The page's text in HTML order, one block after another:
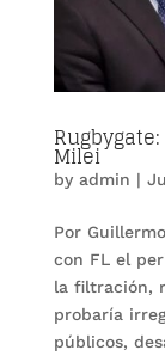
Milei
by admin |
Por
con FL el
la filtración,
probaría
públicos,